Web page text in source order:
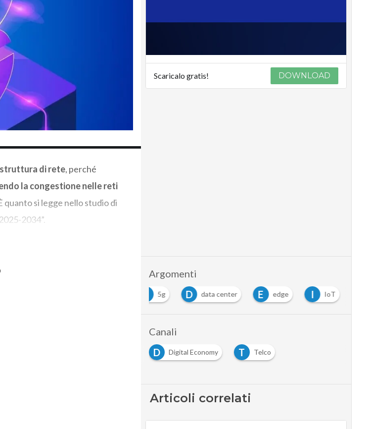
di rete, perché
la congestione nelle reti
quanto si legge nello studio di
2034”.
Scaricalo gratis! DOWNLOAD
Argomenti
5g D data center E edge I IoT
Canali
D
Digital Economy T Telco
Articoli correlati